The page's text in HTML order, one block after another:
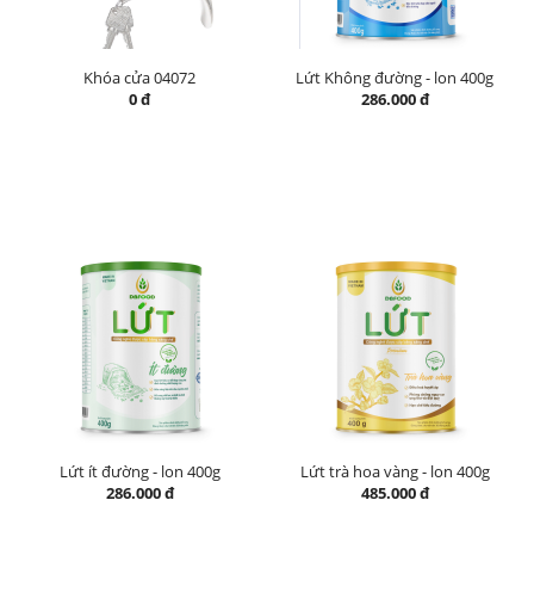
Khóa cửa 04072
0 đ
Lứt Không đường - lon 400g
286.000 đ
Lứt ít đường - lon 400g
286.000 đ
Lứt trà hoa vàng - lon 400g
485.000 đ